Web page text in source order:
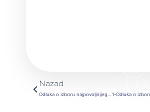
Prev
Nazad
Odluka o izboru najpovoljnijeg ponuđača-Usluge-Zdravstvene usluge u preduzećima za 2021. godinu